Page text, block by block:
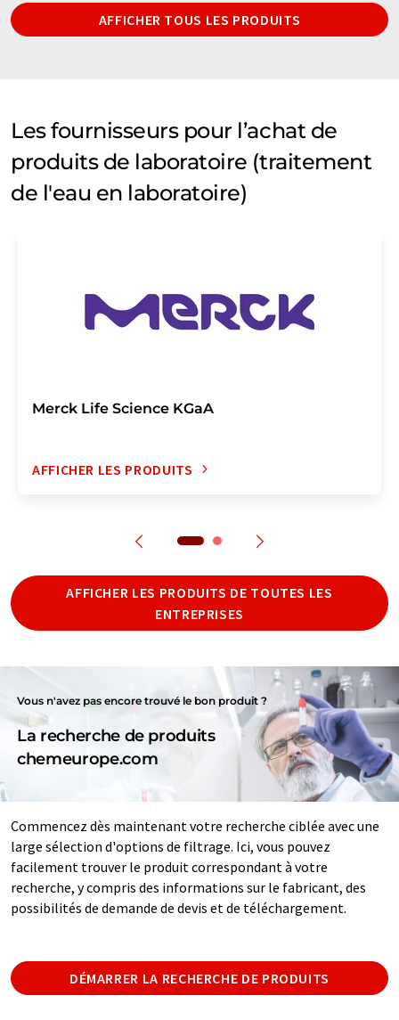
AFFICHER TOUS LES PRODUITS
Les fournisseurs pour l’achat de
produits de laboratoire (traitement
de l'eau en laboratoire)
Merck Life Science KGaA
AFFICHER LES PRODUITS
AFFICHER LES PRODUITS DE TOUTES LES
ENTREPRISES
Vous n'avez pas encore trouvé le bon produit ?
La recherche de produits
chemeurope.com
Commencez dès maintenant votre recherche ciblée avec une
large sélection d'options de filtrage. Ici, vous pouvez
facilement trouver le produit correspondant à votre
recherche, y compris des informations sur le fabricant, des
possibilités de demande de devis et de téléchargement.
DÉMARRER LA RECHERCHE DE PRODUITS